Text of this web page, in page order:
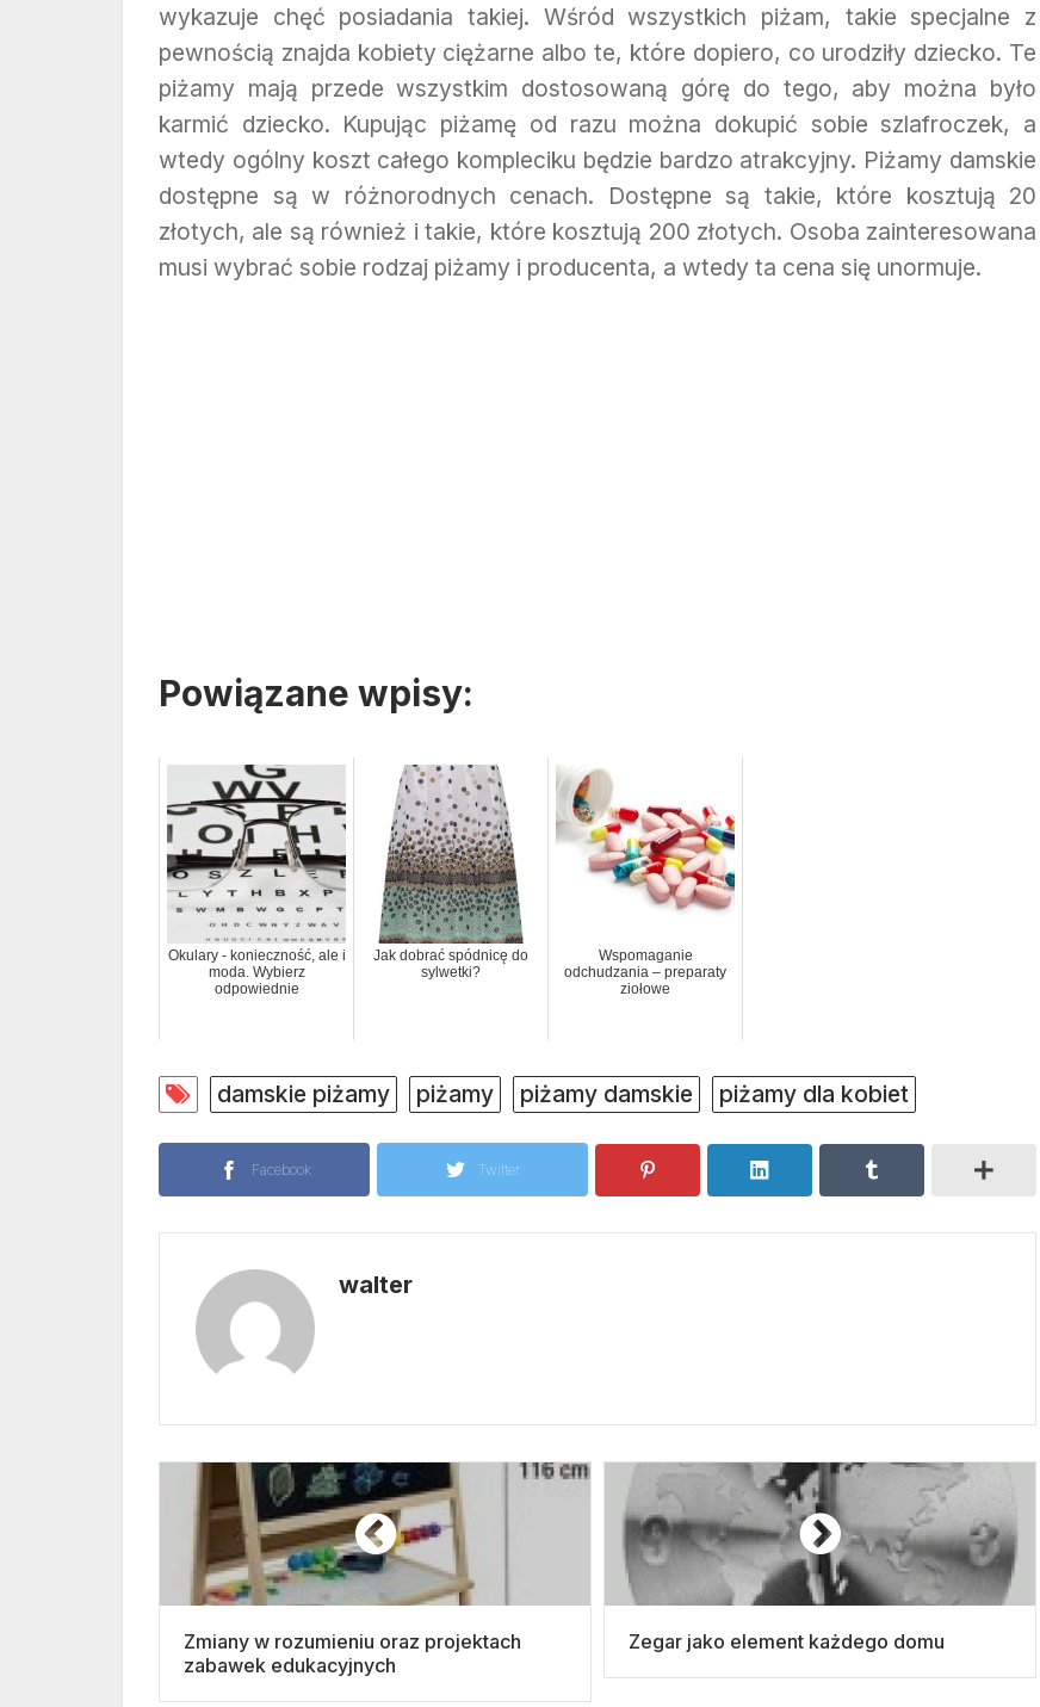
wykazuje chęć posiadania takiej. Wśród wszystkich piżam, takie specjalne z
pewnością znajda kobiety ciężarne albo te, które dopiero, co urodziły dziecko. Te
piżamy mają przede wszystkim dostosowaną górę do tego, aby można było
karmić dziecko. Kupując piżamę od razu można dokupić sobie szlafroczek, a
wtedy ogólny koszt całego kompleciku będzie bardzo atrakcyjny. Piżamy damskie
dostępne są w różnorodnych cenach. Dostępne są takie, które kosztują 20
złotych, ale są również i takie, które kosztują 200 złotych. Osoba zainteresowana
musi wybrać sobie rodzaj piżamy i producenta, a wtedy ta cena się unormuje.
Powiązane wpisy:
Okulary - konieczność, ale i
moda. Wybierz
odpowiednie
Jak dobrać spódnicę do
sylwetki?
Wspomaganie
odchudzania – preparaty
ziołowe
damskie piżamy piżamy piżamy damskie piżamy dla kobiet
Facebook Twitter
walter
Zmiany w rozumieniu oraz projektach
zabawek edukacyjnych
Zegar jako element każdego domu